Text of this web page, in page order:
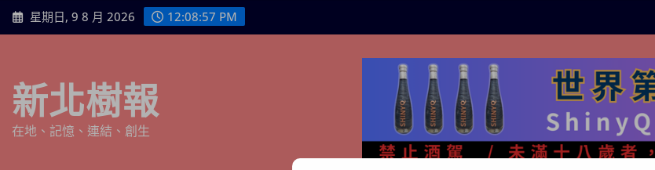
Skip
to
星期日, 9 8 月 2026 12:08:58 PM
新北樹報
在地、記憶、連結、創生